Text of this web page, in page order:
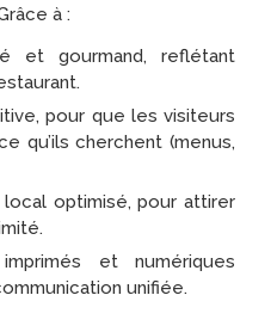
à :
et gourmand, reflétant
pour que les visiteurs
qu’ils cherchent (menus,
optimisé, pour attirer
et numériques
unifiée.